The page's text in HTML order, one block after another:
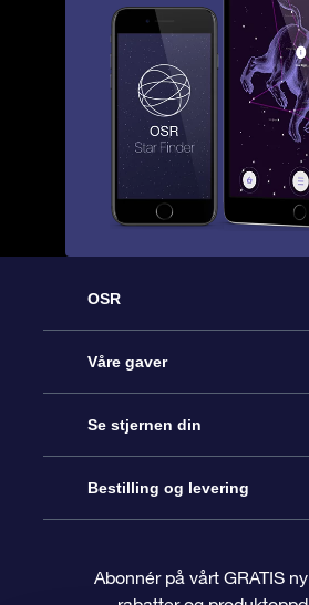
OSR
Kundeservice
Kontakt oss
Bloggen
Våre gaver
Online Stjernegave
OSR Gavepakke
Se stjernen din
Star Register
Bestilling og levering
Abonnér på vårt GRATIS